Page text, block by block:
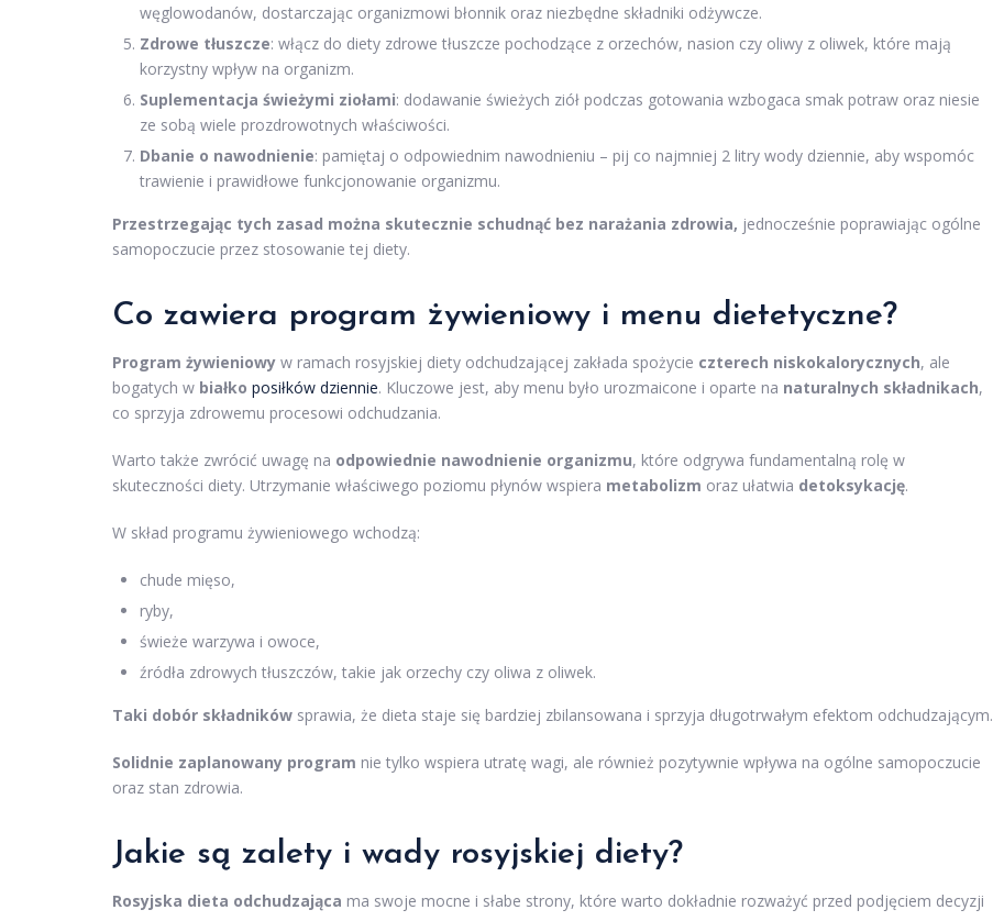
węglowodanów, dostarczając organizmowi błonnik oraz niezbędne składniki odżywcze.
Zdrowe tłuszcze: włącz do diety zdrowe tłuszcze pochodzące z orzechów, nasion czy oliwy z oliwek, które mają
korzystny wpływ na organizm.
Suplementacja świeżymi ziołami: dodawanie świeżych ziół podczas gotowania wzbogaca smak potraw oraz niesie
ze sobą wiele prozdrowotnych właściwości.
Dbanie o nawodnienie: pamiętaj o odpowiednim nawodnieniu – pij co najmniej 2 litry wody dziennie, aby wspomóc
trawienie i prawidłowe funkcjonowanie organizmu.
Przestrzegając tych zasad można skutecznie schudnąć bez narażania zdrowia, jednocześnie poprawiając ogólne
samopoczucie przez stosowanie tej diety.
Co zawiera program żywieniowy i menu dietetyczne?
Program żywieniowy w ramach rosyjskiej diety odchudzającej zakłada spożycie czterech niskokalorycznych, ale
bogatych w białko posiłków dziennie. Kluczowe jest, aby menu było urozmaicone i oparte na naturalnych składnikach,
co sprzyja zdrowemu procesowi odchudzania.
Warto także zwrócić uwagę na odpowiednie nawodnienie organizmu, które odgrywa fundamentalną rolę w
skuteczności diety. Utrzymanie właściwego poziomu płynów wspiera metabolizm oraz ułatwia detoksykację.
W skład programu żywieniowego wchodzą:
chude mięso,
ryby,
świeże warzywa i owoce,
źródła zdrowych tłuszczów, takie jak orzechy czy oliwa z oliwek.
Taki dobór składników sprawia, że dieta staje się bardziej zbilansowana i sprzyja długotrwałym efektom odchudzającym.
Solidnie zaplanowany program nie tylko wspiera utratę wagi, ale również pozytywnie wpływa na ogólne samopoczucie
oraz stan zdrowia.
Jakie są zalety i wady rosyjskiej diety?
Rosyjska dieta odchudzająca ma swoje mocne i słabe strony, które warto dokładnie rozważyć przed podjęciem decyzji